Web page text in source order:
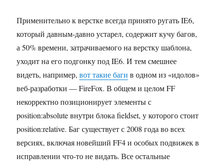
Применительно к верстке всегда принято ругать IE6,
который давным-давно устарел, содержит кучу багов,
а 50% времени, затрачиваемого на верстку шаблона,
уходит на его подгонку под IE6. И тем смешнее
видеть, например,вот такие баги в одном из «идолов»
веб-разработки — FireFox. В общем и целом FF
некорректно позиционирует элементы с
position:absolute внутри блока fieldset, у которого стоит
position:relative. Баг существует с 2008 года во всех
версиях, включая новейший FF4 и особых подвижек в
исправлении что-то не видать. Все остальные